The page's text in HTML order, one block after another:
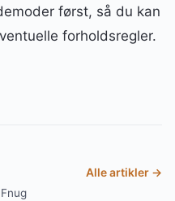
først, så du kan
forholdsregler.
Alle artikler →